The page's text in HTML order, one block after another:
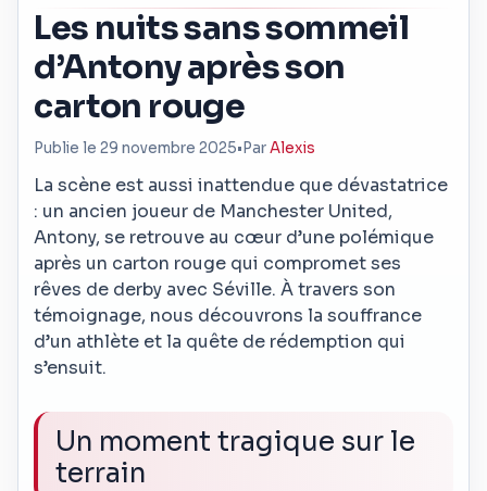
Les nuits sans sommeil
d’Antony après son
carton rouge
Publie le 29 novembre 2025• ParAlexis
La scène est aussi inattendue que dévastatrice
: un ancien joueur de Manchester United,
Antony, se retrouve au cœur d’une polémique
après un carton rouge qui compromet ses
rêves de derby avec Séville. À travers son
témoignage, nous découvrons la souffrance
d’un athlète et la quête de rédemption qui
s’ensuit.
Un moment tragique sur le
terrain